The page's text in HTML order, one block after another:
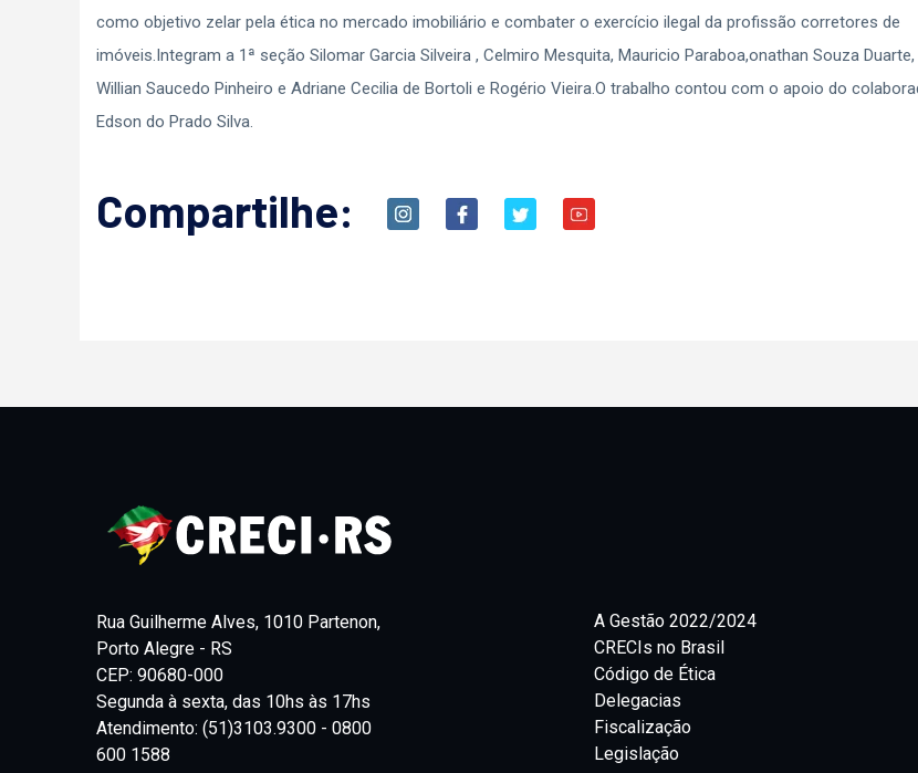
como objetivo zelar pela ética no mercado imobiliário e combater o exercício ilegal da profissão corretores de
imóveis.Integram a 1ª seção Silomar Garcia Silveira , Celmiro Mesquita, Mauricio Paraboa,onathan Souza Duarte,
Willian Saucedo Pinheiro e Adriane Cecilia de Bortoli e Rogério Vieira.O trabalho contou com o apoio do
Edson do Prado Silva.
Compartilhe:
Rua Guilherme Alves, 1010 Partenon,
Porto Alegre - RS
CEP: 90680-000
Segunda à sexta, das 10hs às 17hs
Atendimento: (51)3103.9300 - 0800
600 1588
A Gestão 2022/2024
CRECIs no Brasil
Código de Ética
Delegacias
Fiscalização
Legislação